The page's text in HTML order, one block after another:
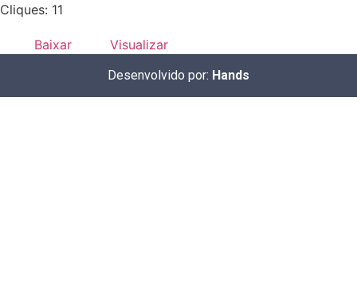
Cliques: 11
Baixar Visualizar
Desenvolvido por: Hands